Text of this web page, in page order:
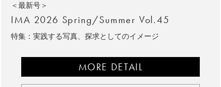
＜最新号＞
IMA 2026 Spring/Summer Vol.45
特集：実践する写真、探求としてのイメージ
MORE DETAIL